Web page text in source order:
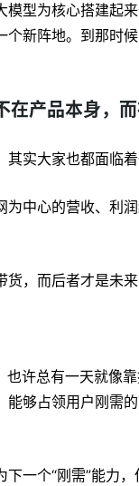
型为核心搭建起
新阵地。到那时
在产品本身，
实大家也都面临
中心的营收、利
货，而后者才是未
许总有一天就像
够占领用户刚需
一个“刚需”能力